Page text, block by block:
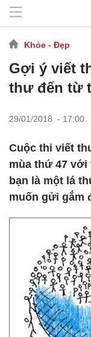
Khỏe - Đẹp
Gợi ý viết
thư đến từ
29/01/2018 - 17:00
Cuộc thi viết
mùa thứ 47
bạn là một lá
muốn gửi gắm